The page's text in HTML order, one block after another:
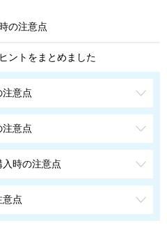
の注意点
ントをまとめました
注意点
注意点
時の注意点
意点